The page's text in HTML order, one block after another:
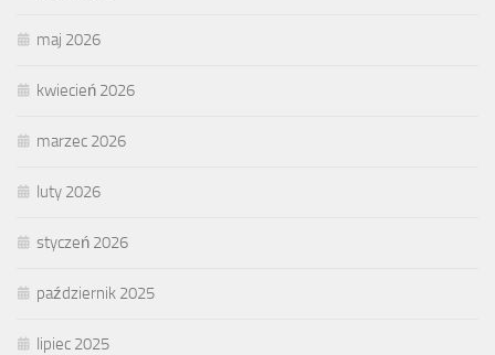
maj 2026
kwiecień 2026
marzec 2026
luty 2026
styczeń 2026
październik 2025
lipiec 2025